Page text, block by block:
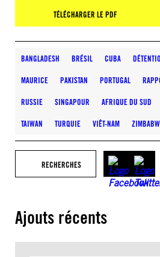
TÉLÉCHARGER LE PDF
BANGLADESH BRÉSIL CUBA
MAURICE PAKISTAN PORTUGAL
RUSSIE SINGAPOUR AFRIQUE DU SUD
TAIWAN TURQUIE VIÊT-NAM
RECHERCHES
Ajouts récents